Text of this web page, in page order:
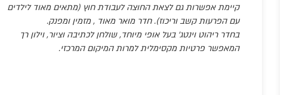
קיימת אפשרות גם לצאת החוצה לעבודת חוץ (מתאים מאוד לילדים
עם הפרעות קשב וריכוז). חדר מואר מאוד , מזמין ומפנק.
בחדר ריהוט וינטג' בעל אופי מיוחד, שולחן לכתיבה וציור, וילון רך
המאפשר פרטיות מקסימלית למרות המיקום המרכזי.